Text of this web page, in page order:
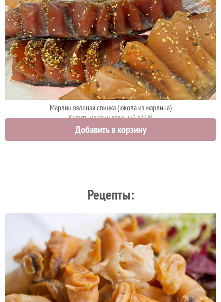
Марлин вяленая спинка (юкола из марлина)
Купить марлин вяленый в СПб
1900 руб.
Добавить в корзину
Рецепты: